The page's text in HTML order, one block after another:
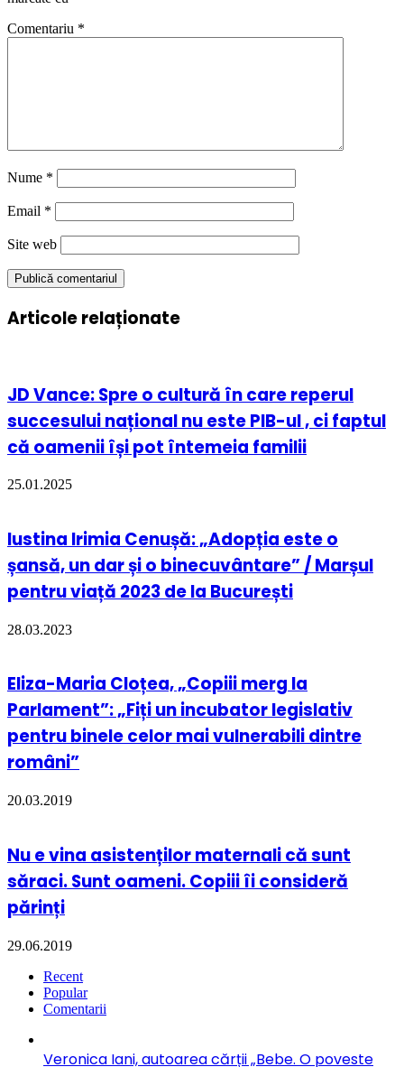
Comentariu *
Nume *
Email *
Site web
Articole relaționate
JD Vance: Spre o cultură în care reperul
succesului național nu este PIB-ul , ci faptul
că oamenii își pot întemeia familii
25.01.2025
Iustina Irimia Cenușă: „Adopția este o
șansă, un dar și o binecuvântare” / Marșul
pentru viață 2023 de la București
28.03.2023
Eliza-Maria Cloțea, „Copiii merg la
Parlament”: „Fiți un incubator legislativ
pentru binele celor mai vulnerabili dintre
români”
20.03.2019
Nu e vina asistenților maternali că sunt
săraci. Sunt oameni. Copiii îi consideră
părinți
29.06.2019
Recent
Popular
Comentarii
Veronica Iani, autoarea cărții „Bebe. O poveste